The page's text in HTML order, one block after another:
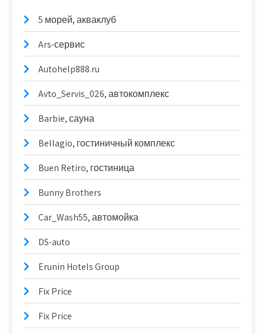
5 морей, акваклуб
Ars-сервис
Autohelp888.ru
Avto_Servis_026, автокомплекс
Barbie, сауна
Bellagio, гостиничный комплекс
Buen Retiro, гостиница
Bunny Brothers
Car_Wash55, автомойка
DS-auto
Erunin Hotels Group
Fix Price
Fix Price